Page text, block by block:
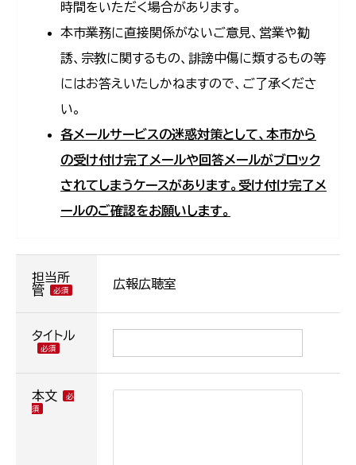
時間をいただく場合があります。
本市業務に直接関係がないご意見、営業や勧
誘、宗教に関するもの、誹謗中傷に類するもの等
にはお答えいたしかねますので、ご了承くださ
い。
各メールサービスの迷惑対策として、本市から
の受け付け完了メールや回答メールがブロック
されてしまうケースがあります。受け付け完了メ
ールのご確認をお願いします。
担当所
管
広報広聴室
タイトル
本文